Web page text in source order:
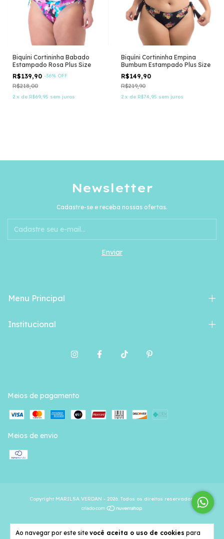
Ao navegar por este site você aceita o uso de cookies para
Biquíni Cortininha Babado
Estampado Rosa Plus Size
R$139,90 -36% OFF
R$218,00
2 x de R$69,95 sem juros
Biquíni Cortininha Empina
Bumbum Estampado Plus Size
R$149,90
R$219,90
2 x de R$74,95 sem juros
Newsletter
Cadastre-se e receba nossas ofertas.
Menu Principal
Institucional
Meios de pagamento
Meios de envio
Copyright MARILSA VERDAN - 2026. Todos os direitos reservados.